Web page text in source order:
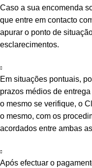
Caso a sua encomenda
que entre em contacto
apurar o ponto de
esclarecimentos.
Em situações pontuais,
prazos médios de
o mesmo se verifique, o
o mesmo, com os
acordados entre ambas
Após efectuar o